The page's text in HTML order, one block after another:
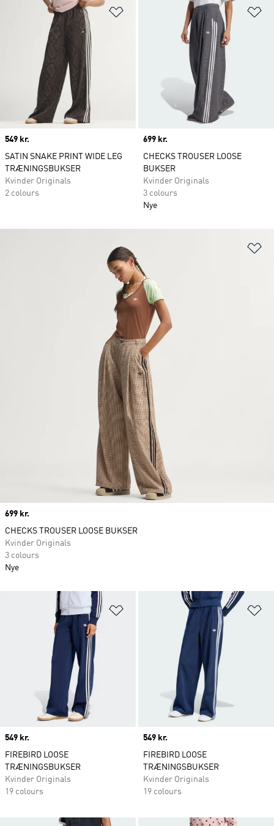
Føj til ønskeliste
Price
549 kr.
SATIN SNAKE PRINT WIDE LEG
TRÆNINGSBUKSER
Kvinder Originals
2 colours
Price
699 kr.
CHECKS TROUSER LOOSE
BUKSER
Kvinder Originals
3 colours
Nye
Føj til ønskeliste
Price
549 kr.
FIREBIRD LOOSE
TRÆNINGSBUKSER
Kvinder Originals
19 colours
Price
549 kr.
FIREBIRD LOOSE
TRÆNINGSBUKSER
Kvinder Originals
19 colours
Price
699 kr.
CHECKS TROUSER LOOSE BUKSER
Kvinder Originals
3 colours
Nye